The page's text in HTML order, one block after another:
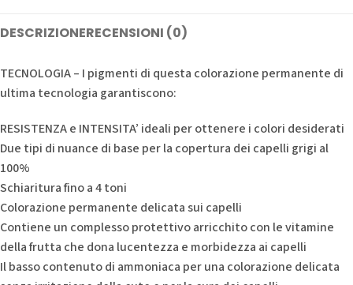
DESCRIZIONERECENSIONI (0)
TECNOLOGIA – I pigmenti di questa colorazione permanente di
ultima tecnologia garantiscono:
RESISTENZA e INTENSITA’ ideali per ottenere i colori desiderati
Due tipi di nuance di base per la copertura dei capelli grigi al
100%
Schiaritura fino a 4 toni
Colorazione permanente delicata sui capelli
Contiene un complesso protettivo arricchito con le vitamine
della frutta che dona lucentezza e morbidezza ai capelli
Il basso contenuto di ammoniaca per una colorazione delicata